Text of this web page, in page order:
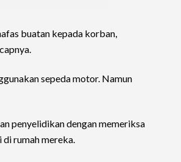
buatan kepada korban,
sepeda motor. Namun
penyelidikan dengan memeriksa
rumah mereka.